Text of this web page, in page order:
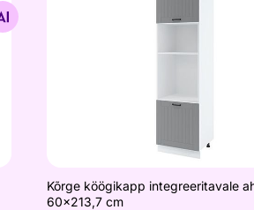
Kõrge köögikapp integreeritavale
60x213,7 cm